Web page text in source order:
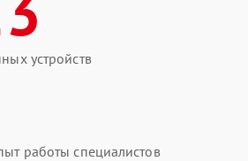
устройств
работы специалистов